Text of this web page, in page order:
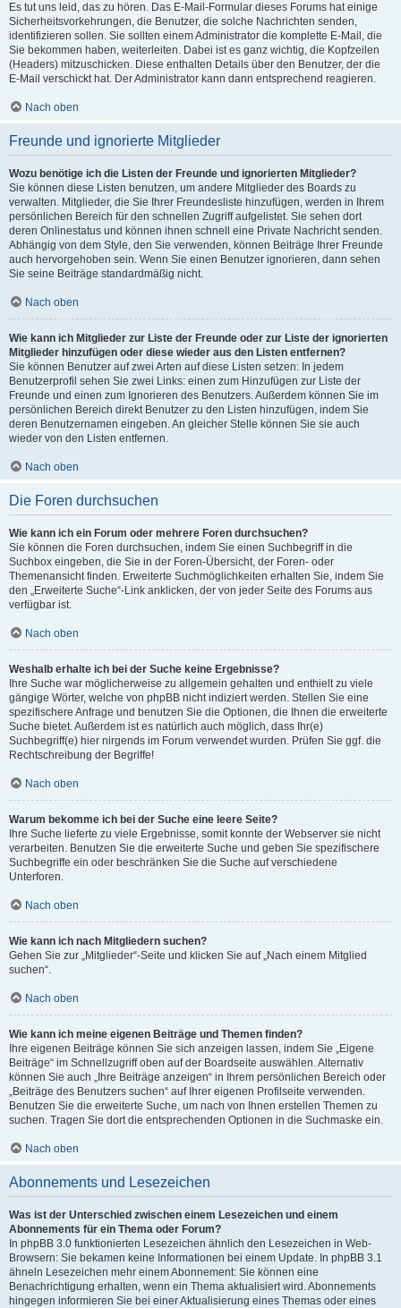
Es tut uns leid, das zu hören. Das E-Mail-Formular dieses Forums hat einige
Sicherheitsvorkehrungen, die Benutzer, die solche Nachrichten senden,
identifizieren sollen. Sie sollten einem Administrator die komplette E-Mail, die
Sie bekommen haben, weiterleiten. Dabei ist es ganz wichtig, die Kopfzeilen
(Headers) mitzuschicken. Diese enthalten Details über den Benutzer, der die
E-Mail verschickt hat. Der Administrator kann dann entsprechend reagieren.
Nach oben
Freunde und ignorierte Mitglieder
Wozu benötige ich die Listen der Freunde und ignorierten Mitglieder?
Sie können diese Listen benutzen, um andere Mitglieder des Boards zu
verwalten. Mitglieder, die Sie Ihrer Freundesliste hinzufügen, werden in Ihrem
persönlichen Bereich für den schnellen Zugriff aufgelistet. Sie sehen dort
deren Onlinestatus und können ihnen schnell eine Private Nachricht senden.
Abhängig von dem Style, den Sie verwenden, können Beiträge Ihrer Freunde
auch hervorgehoben sein. Wenn Sie einen Benutzer ignorieren, dann sehen
Sie seine Beiträge standardmäßig nicht.
Nach oben
Wie kann ich Mitglieder zur Liste der Freunde oder zur Liste der ignorierten
Mitglieder hinzufügen oder diese wieder aus den Listen entfernen?
Sie können Benutzer auf zwei Arten auf diese Listen setzen: In jedem
Benutzerprofil sehen Sie zwei Links: einen zum Hinzufügen zur Liste der
Freunde und einen zum Ignorieren des Benutzers. Außerdem können Sie im
persönlichen Bereich direkt Benutzer zu den Listen hinzufügen, indem Sie
deren Benutzernamen eingeben. An gleicher Stelle können Sie sie auch
wieder von den Listen entfernen.
Nach oben
Die Foren durchsuchen
Wie kann ich ein Forum oder mehrere Foren durchsuchen?
Sie können die Foren durchsuchen, indem Sie einen Suchbegriff in die
Suchbox eingeben, die Sie in der Foren-Übersicht, der Foren- oder
Themenansicht finden. Erweiterte Suchmöglichkeiten erhalten Sie, indem Sie
den „Erweiterte Suche“-Link anklicken, der von jeder Seite des Forums aus
verfügbar ist.
Nach oben
Weshalb erhalte ich bei der Suche keine Ergebnisse?
Ihre Suche war möglicherweise zu allgemein gehalten und enthielt zu viele
gängige Wörter, welche von phpBB nicht indiziert werden. Stellen Sie eine
spezifischere Anfrage und benutzen Sie die Optionen, die Ihnen die erweiterte
Suche bietet. Außerdem ist es natürlich auch möglich, dass Ihr(e)
Suchbegriff(e) hier nirgends im Forum verwendet wurden. Prüfen Sie ggf. die
Rechtschreibung der Begriffe!
Nach oben
Warum bekomme ich bei der Suche eine leere Seite?
Ihre Suche lieferte zu viele Ergebnisse, somit konnte der Webserver sie nicht
verarbeiten. Benutzen Sie die erweiterte Suche und geben Sie spezifischere
Suchbegriffe ein oder beschränken Sie die Suche auf verschiedene
Unterforen.
Nach oben
Wie kann ich nach Mitgliedern suchen?
Gehen Sie zur „Mitglieder“-Seite und klicken Sie auf „Nach einem Mitglied
suchen“.
Nach oben
Wie kann ich meine eigenen Beiträge und Themen finden?
Ihre eigenen Beiträge können Sie sich anzeigen lassen, indem Sie „Eigene
Beiträge“ im Schnellzugriff oben auf der Boardseite auswählen. Alternativ
können Sie auch „Ihre Beiträge anzeigen“ in Ihrem persönlichen Bereich oder
„Beiträge des Benutzers suchen“ auf Ihrer eigenen Profilseite verwenden.
Benutzen Sie die erweiterte Suche, um nach von Ihnen erstellen Themen zu
suchen. Tragen Sie dort die entsprechenden Optionen in die Suchmaske ein.
Nach oben
Abonnements und Lesezeichen
Was ist der Unterschied zwischen einem Lesezeichen und einem
Abonnements für ein Thema oder Forum?
In phpBB 3.0 funktionierten Lesezeichen ähnlich den Lesezeichen in Web-
Browsern: Sie bekamen keine Informationen bei einem Update. In phpBB 3.1
ähneln Lesezeichen mehr einem Abonnement: Sie können eine
Benachrichtigung erhalten, wenn ein Thema aktualisiert wird. Abonnements
hingegen informieren Sie bei einer Aktualisierung eines Themas oder eines